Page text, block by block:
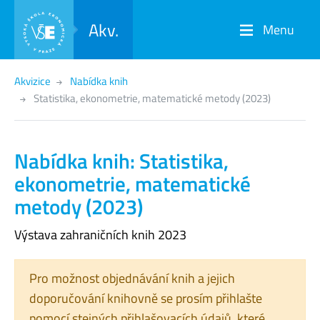
Akv. Menu
Akvizice
Nabídka knih
Statistika, ekonometrie, matematické metody (2023)
Nabídka knih: Statistika,
ekonometrie, matematické
metody (2023)
Výstava zahraničních knih 2023
Pro možnost objednávání knih a jejich
doporučování knihovně se prosím přihlašte